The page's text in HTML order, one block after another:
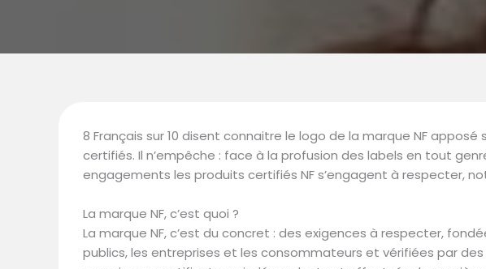
8 Français sur 10 disent connaitre le logo de la marque NF
certifiés. Il n’empêche : face à la profusion des labels en tout
engagements les produits certifiés NF s’engagent à respecter,
La marque NF, c’est quoi ?
La marque NF, c’est du concret : des exigences à respecter,
publics, les entreprises et les consommateurs et vérifiées par